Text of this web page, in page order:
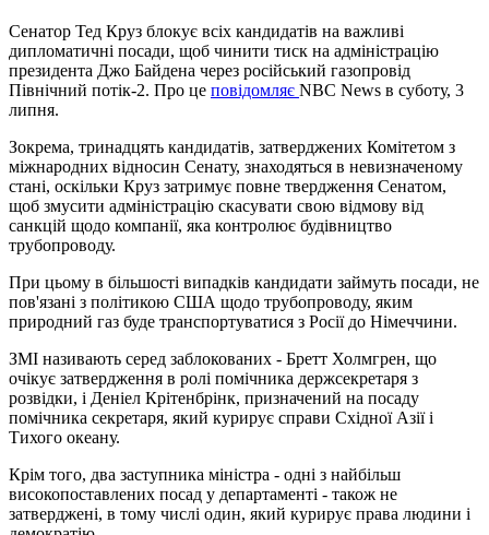
Сенатор Тед Круз блокує всіх кандидатів на важливі
дипломатичні посади, щоб чинити тиск на адміністрацію
президента Джо Байдена через російський газопровід
Північний потік-2. Про це повідомляє NBC News в суботу, 3
липня.
Зокрема, тринадцять кандидатів, затверджених Комітетом з
міжнародних відносин Сенату, знаходяться в невизначеному
стані, оскільки Круз затримує повне твердження Сенатом,
щоб змусити адміністрацію скасувати свою відмову від
санкцій щодо компанії, яка контролює будівництво
трубопроводу.
При цьому в більшості випадків кандидати займуть посади, не
пов'язані з політикою США щодо трубопроводу, яким
природний газ буде транспортуватися з Росії до Німеччини.
ЗМІ називають серед заблокованих - Бретт Холмгрен, що
очікує затвердження в ролі помічника держсекретаря з
розвідки, і Деніел Крітенбрінк, призначений на посаду
помічника секретаря, який курирує справи Східної Азії і
Тихого океану.
Крім того, два заступника міністра - одні з найбільш
високопоставлених посад у департаменті - також не
затверджені, в тому числі один, який курирує права людини і